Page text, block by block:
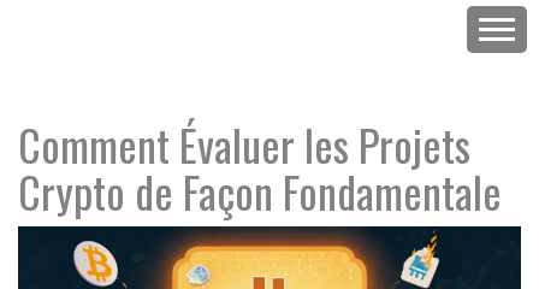
Comment Évaluer les Projets
Crypto de Façon Fondamentale